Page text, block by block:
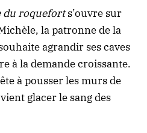
du roqueforts’ouvre sur
la patronne de la
agrandir ses caves
à la demande croissante.
à pousser les murs de
glacer le sang des